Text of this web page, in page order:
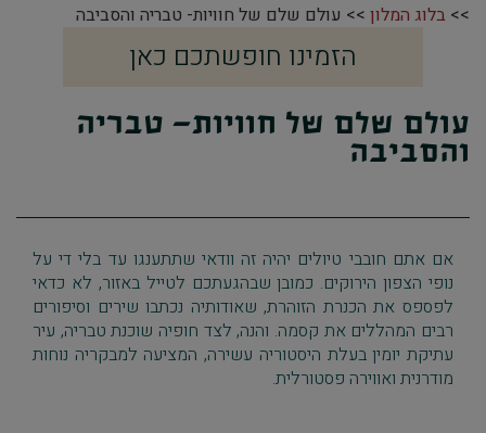
>> בלוג המלון >> עולם שלם של חוויות- טבריה והסביבה
הזמינו חופשתכם כאן
עולם שלם של חוויות- טבריה
והסביבה
אם אתם חובבי טיולים יהיה זה וודאי שתתענגו עד בלי די על
נופי הצפון הירוקים. כמובן שבהגעתכם לטייל באזור, לא כדאי
לפספס את הכנרת הזוהרת, שאודותיה נכתבו שירים וסיפורים
רבים המהללים את קסמה. והנה, לצד חופיה שוכנת טבריה, עיר
עתיקת יומין בעלת היסטוריה עשירה, המציעה למבקריה נוחות
מודרנית ואווירה פסטורלית.